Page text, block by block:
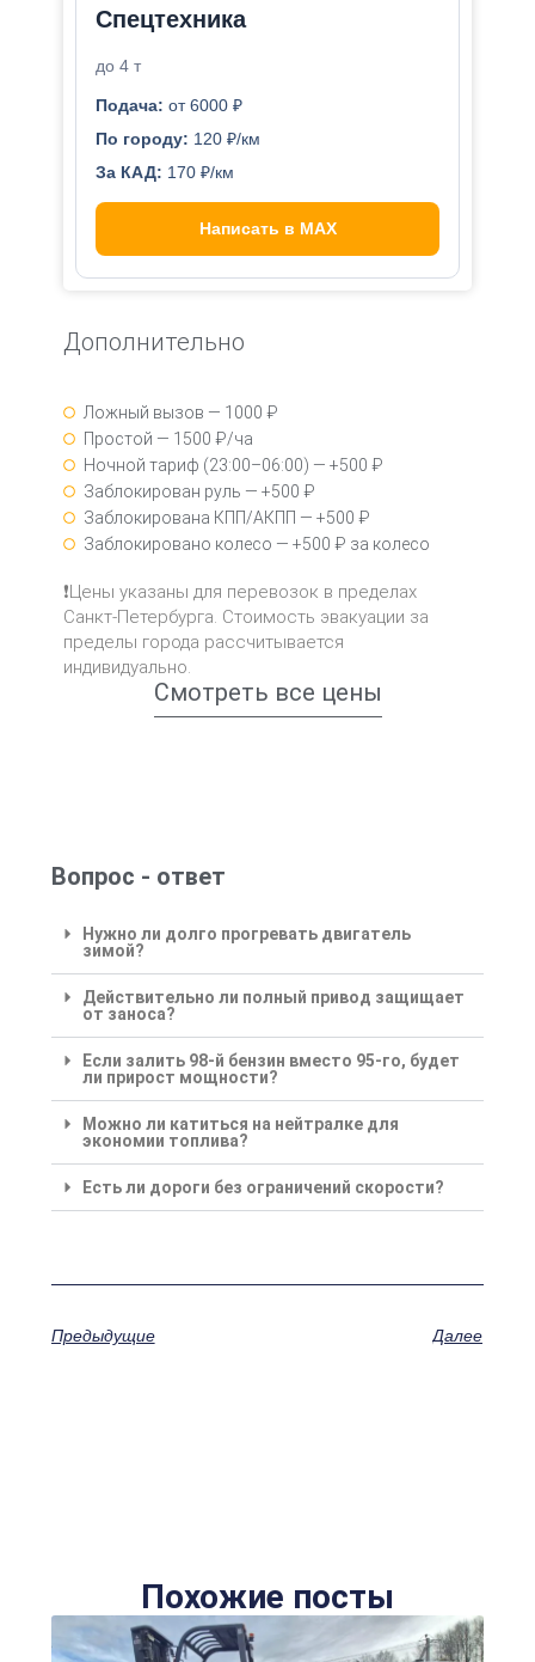
Спецтехника
до 4 т
Подача: от 6000 ₽
По городу: 120 ₽/км
За КАД: 170 ₽/км
Написать в MAX
Дополнительно
Ложный вызов — 1000 ₽
Простой — 1500 ₽/ча
Ночной тариф (23:00–06:00) — +500 ₽
Заблокирован руль — +500 ₽
Заблокирована КПП/АКПП — +500 ₽
Заблокировано колесо — +500 ₽ за колесо
❗Цены указаны для перевозок в пределах
Санкт-Петербурга. Стоимость эвакуации за
пределы города рассчитывается
индивидуально.
Смотреть все цены
Вопрос - ответ
Нужно ли долго прогревать двигатель
зимой?
Действительно ли полный привод защищает
от заноса?
Если залить 98-й бензин вместо 95-го, будет
ли прирост мощности?
Можно ли катиться на нейтралке для
экономии топлива?
Есть ли дороги без ограничений скорости?
Предыдущие Далее
Похожие посты